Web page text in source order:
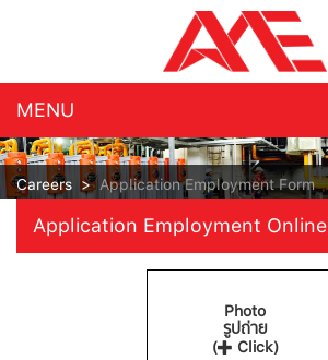
MENU
Careers >Application Employment Form
Application Employment Online
Photo
รูปถ่าย
(
Click)